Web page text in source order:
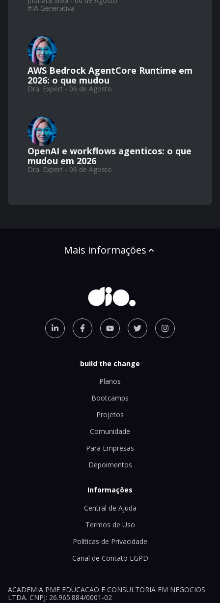
#IA Generativa
AWS Bedrock AgentCore Runtime em
2026: o que mudou
Dra. Expert - 06 de Agosto
OpenAI e workflows agenticos: o que
mudou em 2026
Dra. Expert - 06 de Agosto
Mais informações
build the change
Planos
Bootcamps
Projetos
Comunidade
Para Empresas
Depoimentos
Informações
Central de Ajuda
Termos de Uso
Políticas de Privacidade
Canal de Contato LGPD
ACADEMIA PME EDUCACAO E CONSULTORIA EM NEGOCIOS
LTDA. CNPJ: 26.965.884/0001-02